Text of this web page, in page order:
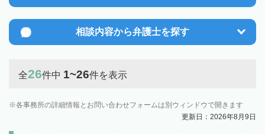
相談内容から弁護士を探す
全26件中 1~26件を表示
各事務所の詳細情報とお問い合わせフォームは別ウィンドウで開きます
更新日：2026年8月9日